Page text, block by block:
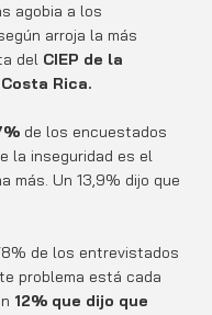
agobia a los
arroja la más
del CIEP de la
Rica.
de los encuestados
la inseguridad es el
más. Un 13,9% dijo que
de los entrevistados
problema está cada
12% que dijo que